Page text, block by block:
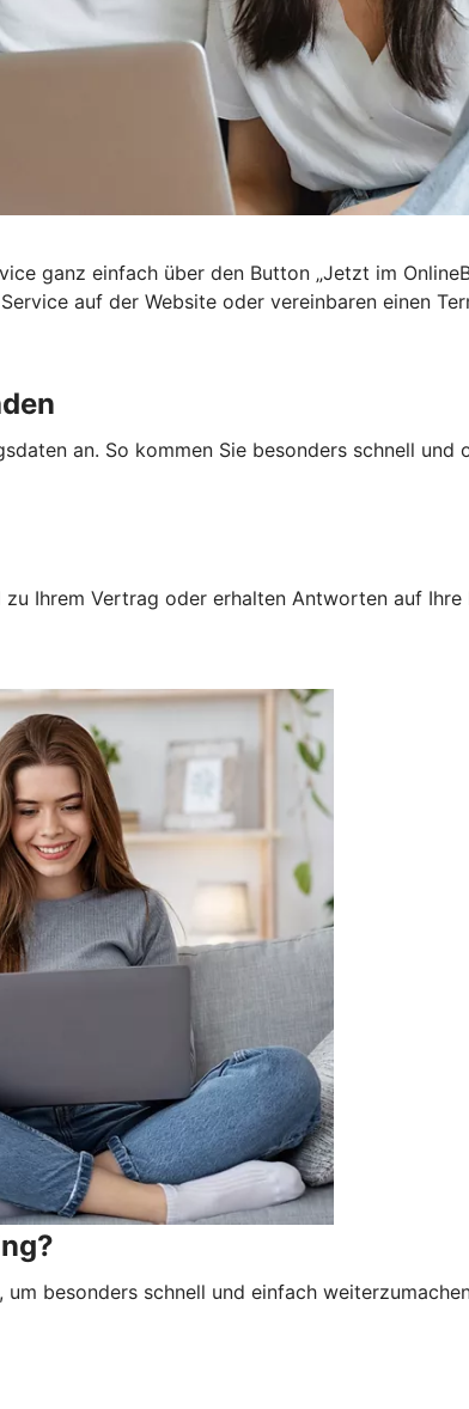
ganz einfach über den Button „Jetzt im
auf der Website oder vereinbaren einen
an. So kommen Sie besonders schnell und
Ihrem Vertrag oder erhalten Antworten auf
besonders schnell und einfach